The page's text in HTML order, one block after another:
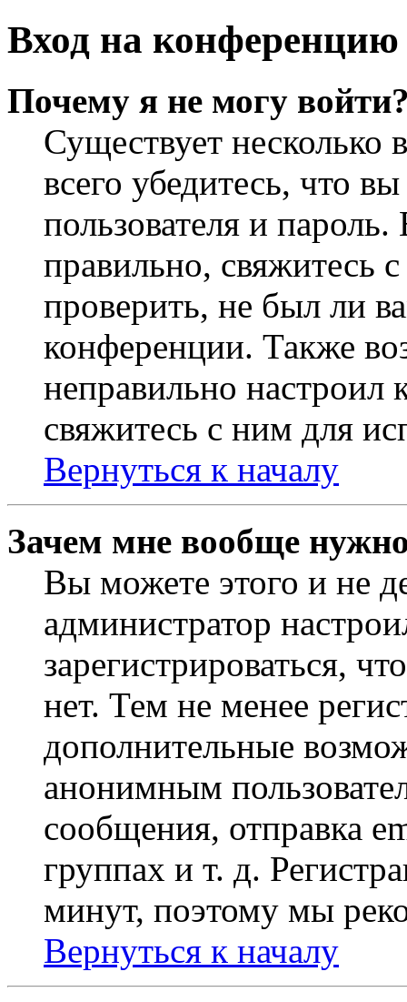
Вход на конференцию
Почему я не могу
Существует
всего убедитесь, что
пользователя и
правильно, свяжитесь
проверить, не был ли
конференции. Также
неправильно
свяжитесь с ним для
Вернуться к началу
Зачем мне вообще
Вы можете этого и не
администратор
зарегистрироваться,
нет. Тем не менее
дополнительные
анонимным
сообщения, отправка
группах и т. д.
минут, поэтому мы
Вернуться к началу